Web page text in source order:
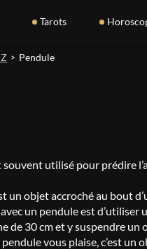
Tarots
> Pendule
utilisé pour prédire
un objet accroché au bout
un pendule est
de 30 cm et y suspendre
vous plaise, c’est